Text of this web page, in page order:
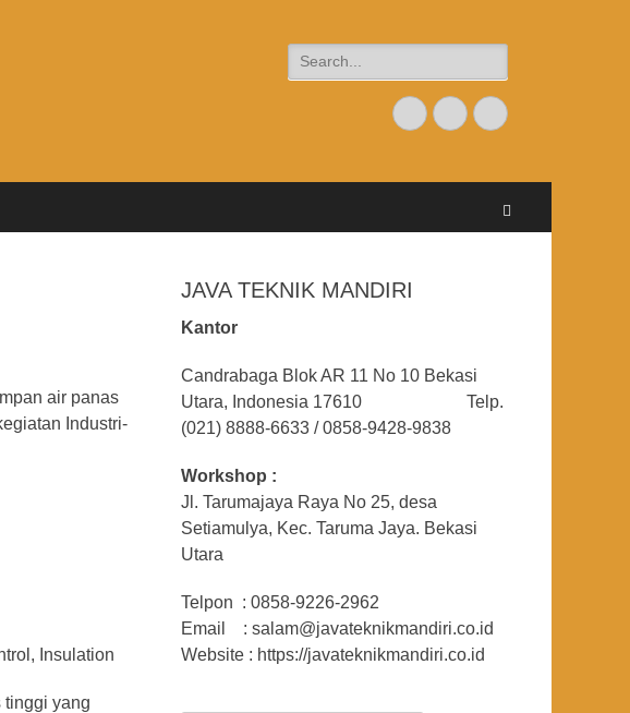
Search
for:
Email WebsitePhone
air panas
Industri-
Insulation
tinggi yang
JAVA TEKNIK MANDIRI
Kantor
Candrabaga Blok AR 11 No 10 Bekasi
Utara, Indonesia 17610 Telp.
(021) 8888-6633 / 0858-9428-9838
Workshop :
Jl. Tarumajaya Raya No 25, desa
Setiamulya, Kec. Taruma Jaya. Bekasi
Utara
Telpon : 0858-9226-2962
Email : salam@javateknikmandiri.co.id
Website : https://javateknikmandiri.co.id